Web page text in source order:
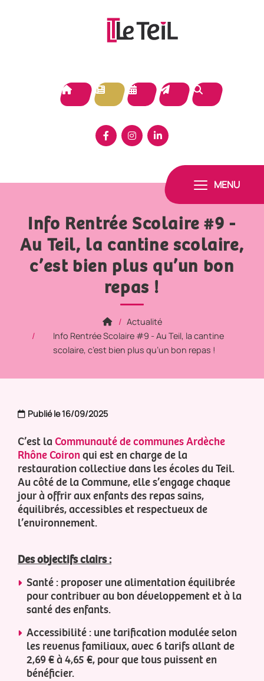
MENU
Info Rentrée Scolaire #9 -
Au Teil, la cantine scolaire,
c’est bien plus qu’un bon
repas !
Actualité
Info Rentrée Scolaire #9 - Au Teil, la cantine
scolaire, c’est bien plus qu’un bon repas !
Publié le 16/09/2025
C’est laCommunauté de communes Ardèche
Rhône Coiron qui est en charge de la
restauration collective dans les écoles du Teil.
Au côté de la Commune, elle s’engage chaque
jour à offrir aux enfants des repas sains,
équilibrés, accessibles et respectueux de
l’environnement.
Des objectifs clairs :
Santé : proposer une alimentation équilibrée
pour contribuer au bon développement et à la
santé des enfants.
Accessibilité : une tarification modulée selon
les revenus familiaux, avec 6 tarifs allant de
2,69 € à 4,65 €, pour que tous puissent en
bénéficier.